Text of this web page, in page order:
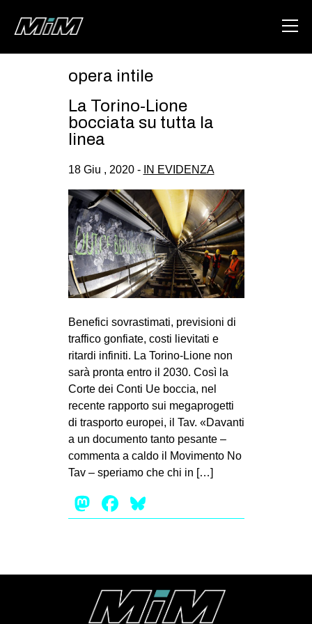
ABOUT
DEGENERAZIONE
GAZA FREESTYLE
CSOA LAMBRETTA
MSM
STUDENTI TSUNAMI
ZAM
MILANO
MOBILITAZIONI
SPAZI
SPORT POPOLARE
MOVIMENTI
AMBIENTE
ANTIFASCISMO
STUDENTI
opera intile
La Torino-Lione
bocciata su tutta la
linea
18 Giu , 2020 - IN EVIDENZA
Benefici sovrastimati, previsioni di
traffico gonfiate, costi lievitati e
ritardi infiniti. La Torino-Lione non
sarà pronta entro il 2030. Così la
Corte dei Conti Ue boccia, nel
recente rapporto sui megaprogetti
di trasporto europei, il Tav. «Davanti
a un documento tanto pesante –
commenta a caldo il Movimento No
Tav – speriamo che chi in […]
Mastodon
Facebook